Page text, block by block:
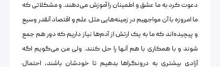
دعوت کرد به ما عشق و اطمینان را آموزش می‌دهند. و مشکلاتی که
ما امروزه با آن مواجهیم در زمینه‌هایی مثل علم و اقتصاد آنقدر وسیع
و پیچیده‌اند که ما به یک ارتش از آدم‌ها نیاز داریم که دور هم جمع
شوند و با همکاری با هم آنها را حل کنند. ولی من می‌گویم اگه
آزادی بیشتری به درونگراها بدهیم تا خودشان باشند، احتمال